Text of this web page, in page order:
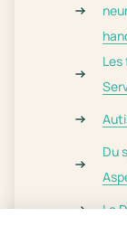
Les
Du
Le